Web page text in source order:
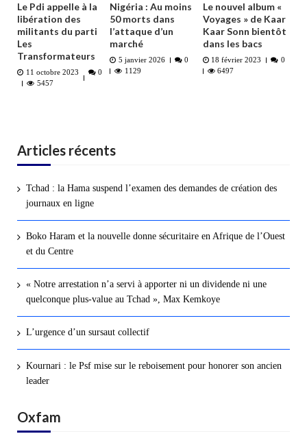
Le Pdi appelle à la
libération des
militants du parti
Les
Transformateurs
11 octobre 2023
0
5457
Nigéria : Au moins
50 morts dans
l’attaque d’un
marché
5 janvier 2026
0
1129
Le nouvel album «
Voyages » de Kaar
Kaar Sonn bientôt
dans les bacs
18 février 2023
0
6497
Articles récents
Tchad : la Hama suspend l’examen des demandes de création des
journaux en ligne
Boko Haram et la nouvelle donne sécuritaire en Afrique de l’Ouest
et du Centre
« Notre arrestation n’a servi à apporter ni un dividende ni une
quelconque plus-value au Tchad », Max Kemkoye
L’urgence d’un sursaut collectif
Kournari : le Psf mise sur le reboisement pour honorer son ancien
leader
Oxfam